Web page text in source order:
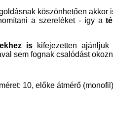
köszönhetően akkor
a szereléket - így a
iskifejezetten ajánljuk
sem fognak csalódást
10, előke átmérő